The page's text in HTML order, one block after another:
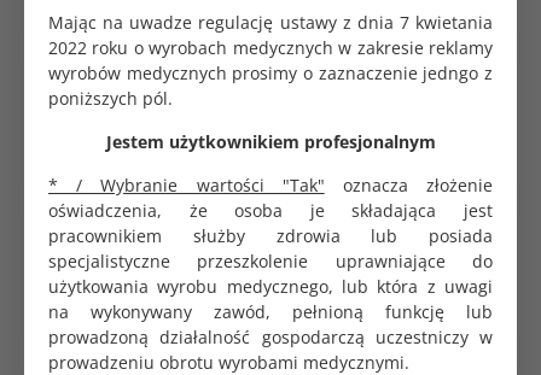
Mając na uwadze regulację ustawy z dnia 7 kwietania
2022 roku o wyrobach medycznych w zakresie reklamy
wyrobów medycznych prosimy o zaznaczenie jedngo z
poniższych pól.
Jestem użytkownikiem profesjonalnym
* / Wybranie wartości "Tak" oznacza złożenie
oświadczenia, że osoba je składająca jest
pracownikiem służby zdrowia lub posiada
specjalistyczne przeszkolenie uprawniające do
użytkowania wyrobu medycznego, lub która z uwagi
na wykonywany zawód, pełnioną funkcję lub
prowadzoną działalność gospodarczą uczestniczy w
prowadzeniu obrotu wyrobami medycznymi.
Lysoformin 3000 płyn 1L
98.82 zł
Test paskowy do autoklawu wieloparametrowy w
odcinkach 480 testów
85.00 zł